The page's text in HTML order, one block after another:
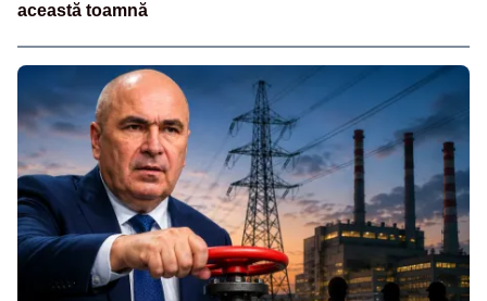
această toamnă